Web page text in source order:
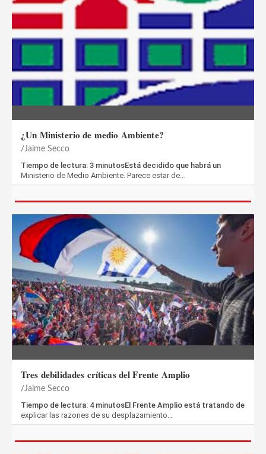
¿Un Ministerio de medio Ambiente?
Jaime Secco
Tiempo de lectura: 3 minutosEstá decidido que habrá un
Ministerio de Medio Ambiente. Parece estar de…
Tres debilidades críticas del Frente Amplio
Jaime Secco
Tiempo de lectura: 4 minutosEl Frente Amplio está tratando de
explicar las razones de su desplazamiento…